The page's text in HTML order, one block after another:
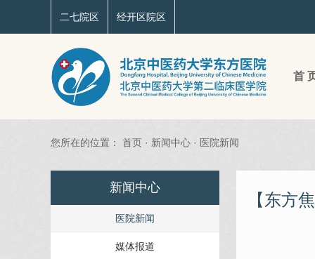
二七院区 经开区院区
首
您所在的位置： 首页 · 新闻中心 · 医院新闻
新闻中心
医院新闻
媒体报道
【东方